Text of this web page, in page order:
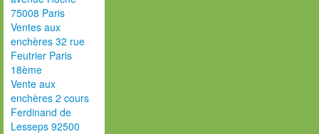
75008 Paris
Ventes aux
enchères 32 rue
Feutrier Paris
18ème
Vente aux
enchères 2 cours
Ferdinand de
Lesseps 92500